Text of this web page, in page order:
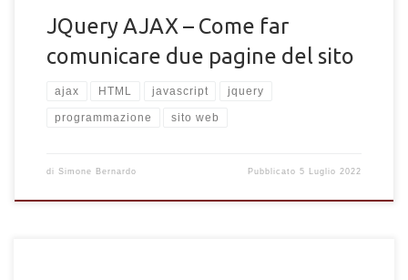
JQuery AJAX – Come far
comunicare due pagine del sito
ajax HTML javascript jquery
programmazione sito web
di Simone Bernardo Pubblicato5 Luglio 2022